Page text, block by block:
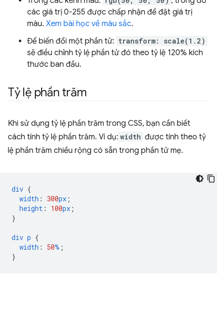
các giá trị 0-255 được chấp nhận để đặt giá trị
màu. Xem bài học về màu sắc.
Để biến đổi một phần tử: transform: scale(1.2)
sẽ điều chỉnh tỷ lệ phần tử đó theo tỷ lệ 120% kích
thước ban đầu.
Tỷ lệ phần trăm
Khi sử dụng tỷ lệ phần trăm trong CSS, bạn cần biết
cách tính tỷ lệ phần trăm. Ví dụ: width được tính theo tỷ
lệ phần trăm chiều rộng có sẵn trong phần tử mẹ.
div {
width : 300px ;
height : 100px ;
}
div p {
width : 50% ;
}